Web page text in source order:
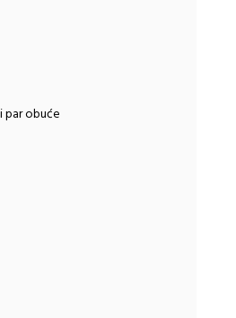
par obuće